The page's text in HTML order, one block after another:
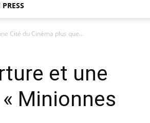
Cité du Cinéma plus que...
et une
Minionnes